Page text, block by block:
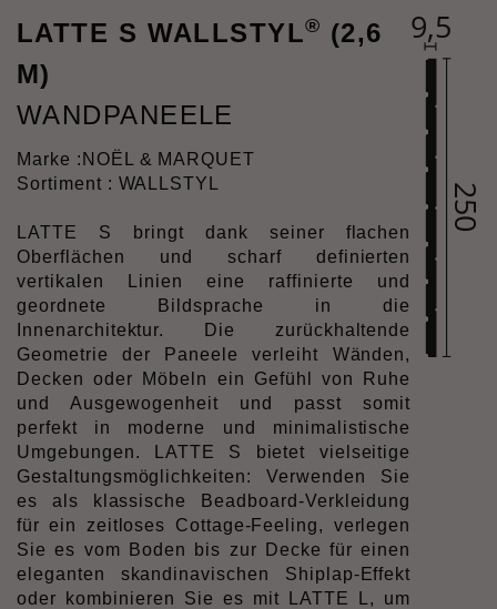
LATTE S WALLSTYL® (2,6
M)
WANDPANEELE
Marke : NOËL & MARQUET
Sortiment : WALLSTYL
LATTE S bringt dank seiner flachen
Oberflächen und scharf definierten
vertikalen Linien eine raffinierte und
geordnete Bildsprache in die
Innenarchitektur. Die zurückhaltende
Geometrie der Paneele verleiht Wänden,
Decken oder Möbeln ein Gefühl von Ruhe
und Ausgewogenheit und passt somit
perfekt in moderne und minimalistische
Umgebungen. LATTE S bietet vielseitige
Gestaltungsmöglichkeiten: Verwenden Sie
es als klassische Beadboard-Verkleidung
für ein zeitloses Cottage-Feeling, verlegen
Sie es vom Boden bis zur Decke für einen
eleganten skandinavischen Shiplap-Effekt
oder kombinieren Sie es mit LATTE L, um